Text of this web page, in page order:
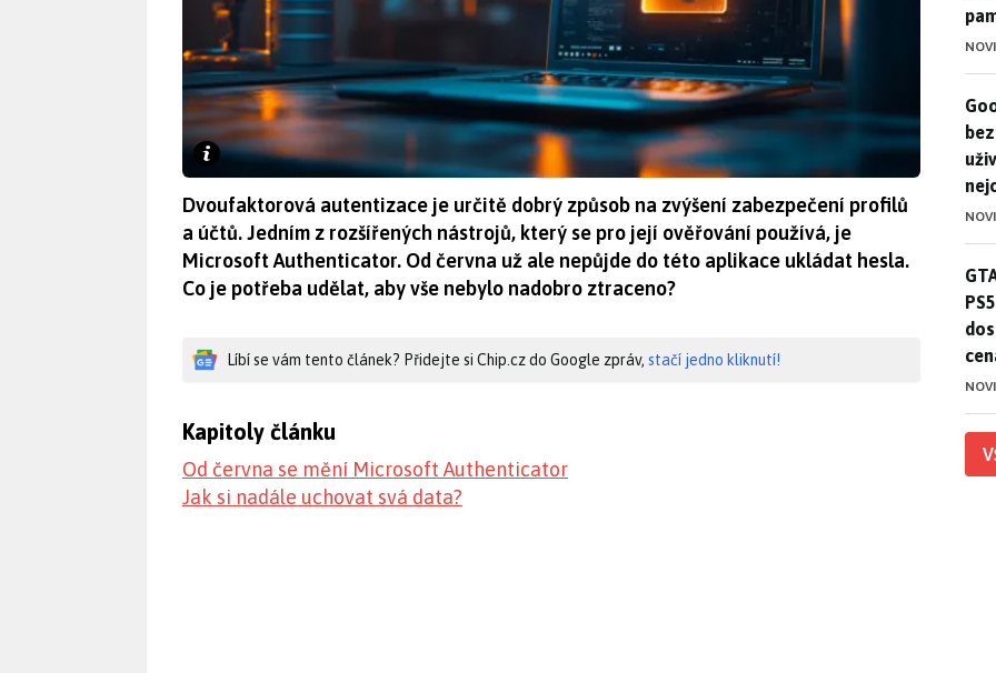
Dvoufaktorová autentizace je určitě dobrý způsob na zvýšení zabezpečení profilů
a účtů. Jedním z rozšířených nástrojů, který se pro její ověřování používá, je
Microsoft Authenticator. Od června už ale nepůjde do této aplikace ukládat hesla.
Co je potřeba udělat, aby vše nebylo nadobro ztraceno?
Líbí se vám tento článek? Přidejte si Chip.cz do Google zpráv, stačí jedno kliknutí!
Kapitoly článku
Od června se mění Microsoft Authenticator
Jak si nadále uchovat svá data?